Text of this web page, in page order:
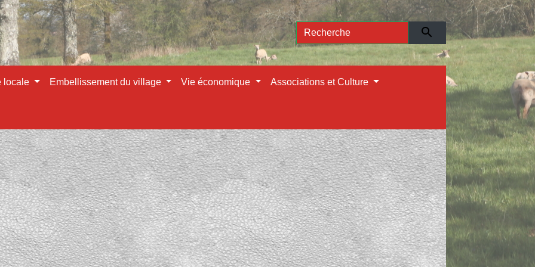
search
locale Embellissement du village Vie économique Associations et Culture